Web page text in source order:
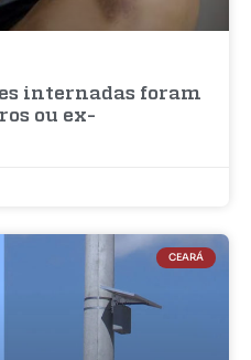
internadas foram
ou ex-
CEARÁ